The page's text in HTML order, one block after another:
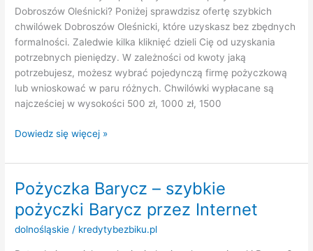
Dobroszów Oleśnicki? Poniżej sprawdzisz ofertę szybkich
chwilówek Dobroszów Oleśnicki, które uzyskasz bez zbędnych
formalności. Zaledwie kilka kliknięć dzieli Cię od uzyskania
potrzebnych pieniędzy. W zależności od kwoty jaką
potrzebujesz, możesz wybrać pojedynczą firmę pożyczkową
lub wnioskować w paru różnych. Chwilówki wypłacane są
najcześciej w wysokości 500 zł, 1000 zł, 1500
Pożyczka
Oleśnicki
szybkie
pożyczki
Dobroszów
Dowiedz się więcej »
Pożyczka Barycz – szybkie
pożyczki Barycz przez Internet
dolnośląskie / kredytybezbiku.pl